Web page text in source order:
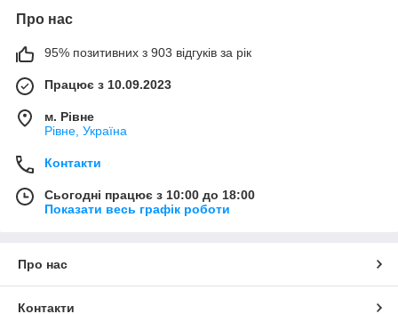
Про нас
95% позитивних з 903 відгуків за рік
Працює з 10.09.2023
м. Рівне
Рівне, Україна
Контакти
Сьогодні працює з 10:00 до 18:00
Показати весь графік роботи
Про нас
Контакти